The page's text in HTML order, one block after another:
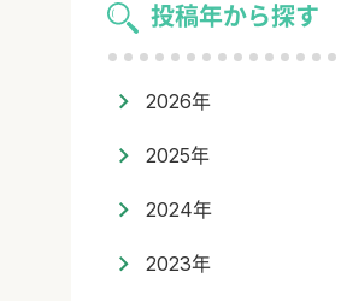
投稿年から探す
2026年
2025年
2024年
2023年